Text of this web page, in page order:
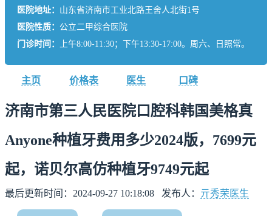
医院地址： 山东省济南市工业北路王舍人北街1号
医院性质： 公立二甲综合医院
门诊时间：
上午8:00-11:30；下午13:30-17:00。周六、日照常。
主页 价格表 医生 口碑
济南市第三人民医院口腔科韩国美格真
Anyone种植牙费用多少2024版，7699元
起，诺贝尔高仿种植牙9749元起
最后更新时间：2024-09-27 10:18:08 发布人： 亓秀荣医生